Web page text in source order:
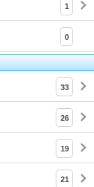
1
0
33
26
19
21